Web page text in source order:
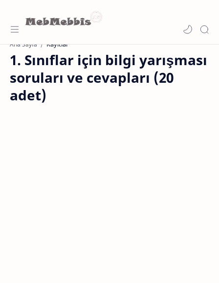
Ana Sayfa Kayıtlar
1. Sınıflar için bilgi yarışması
soruları ve cevapları (20
adet)